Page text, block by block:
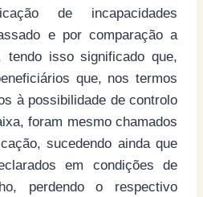
de incapacidades
e por comparação a
tendo isso significado que,
que, nos termos
à possibilidade de controlo
foram mesmo chamados
sucedendo ainda que
em condições de
perdendo o respectivo